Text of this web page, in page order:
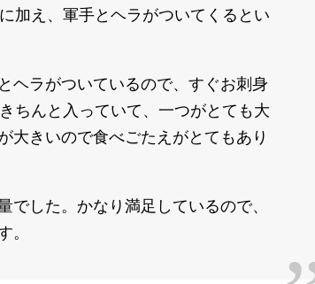
加え、軍手とヘラがついてくるとい
ヘラがついているので、すぐお刺身
ちんと入っていて、一つがとても大
大きいので食べごたえがとてもあり
でした。かなり満足しているので、
。